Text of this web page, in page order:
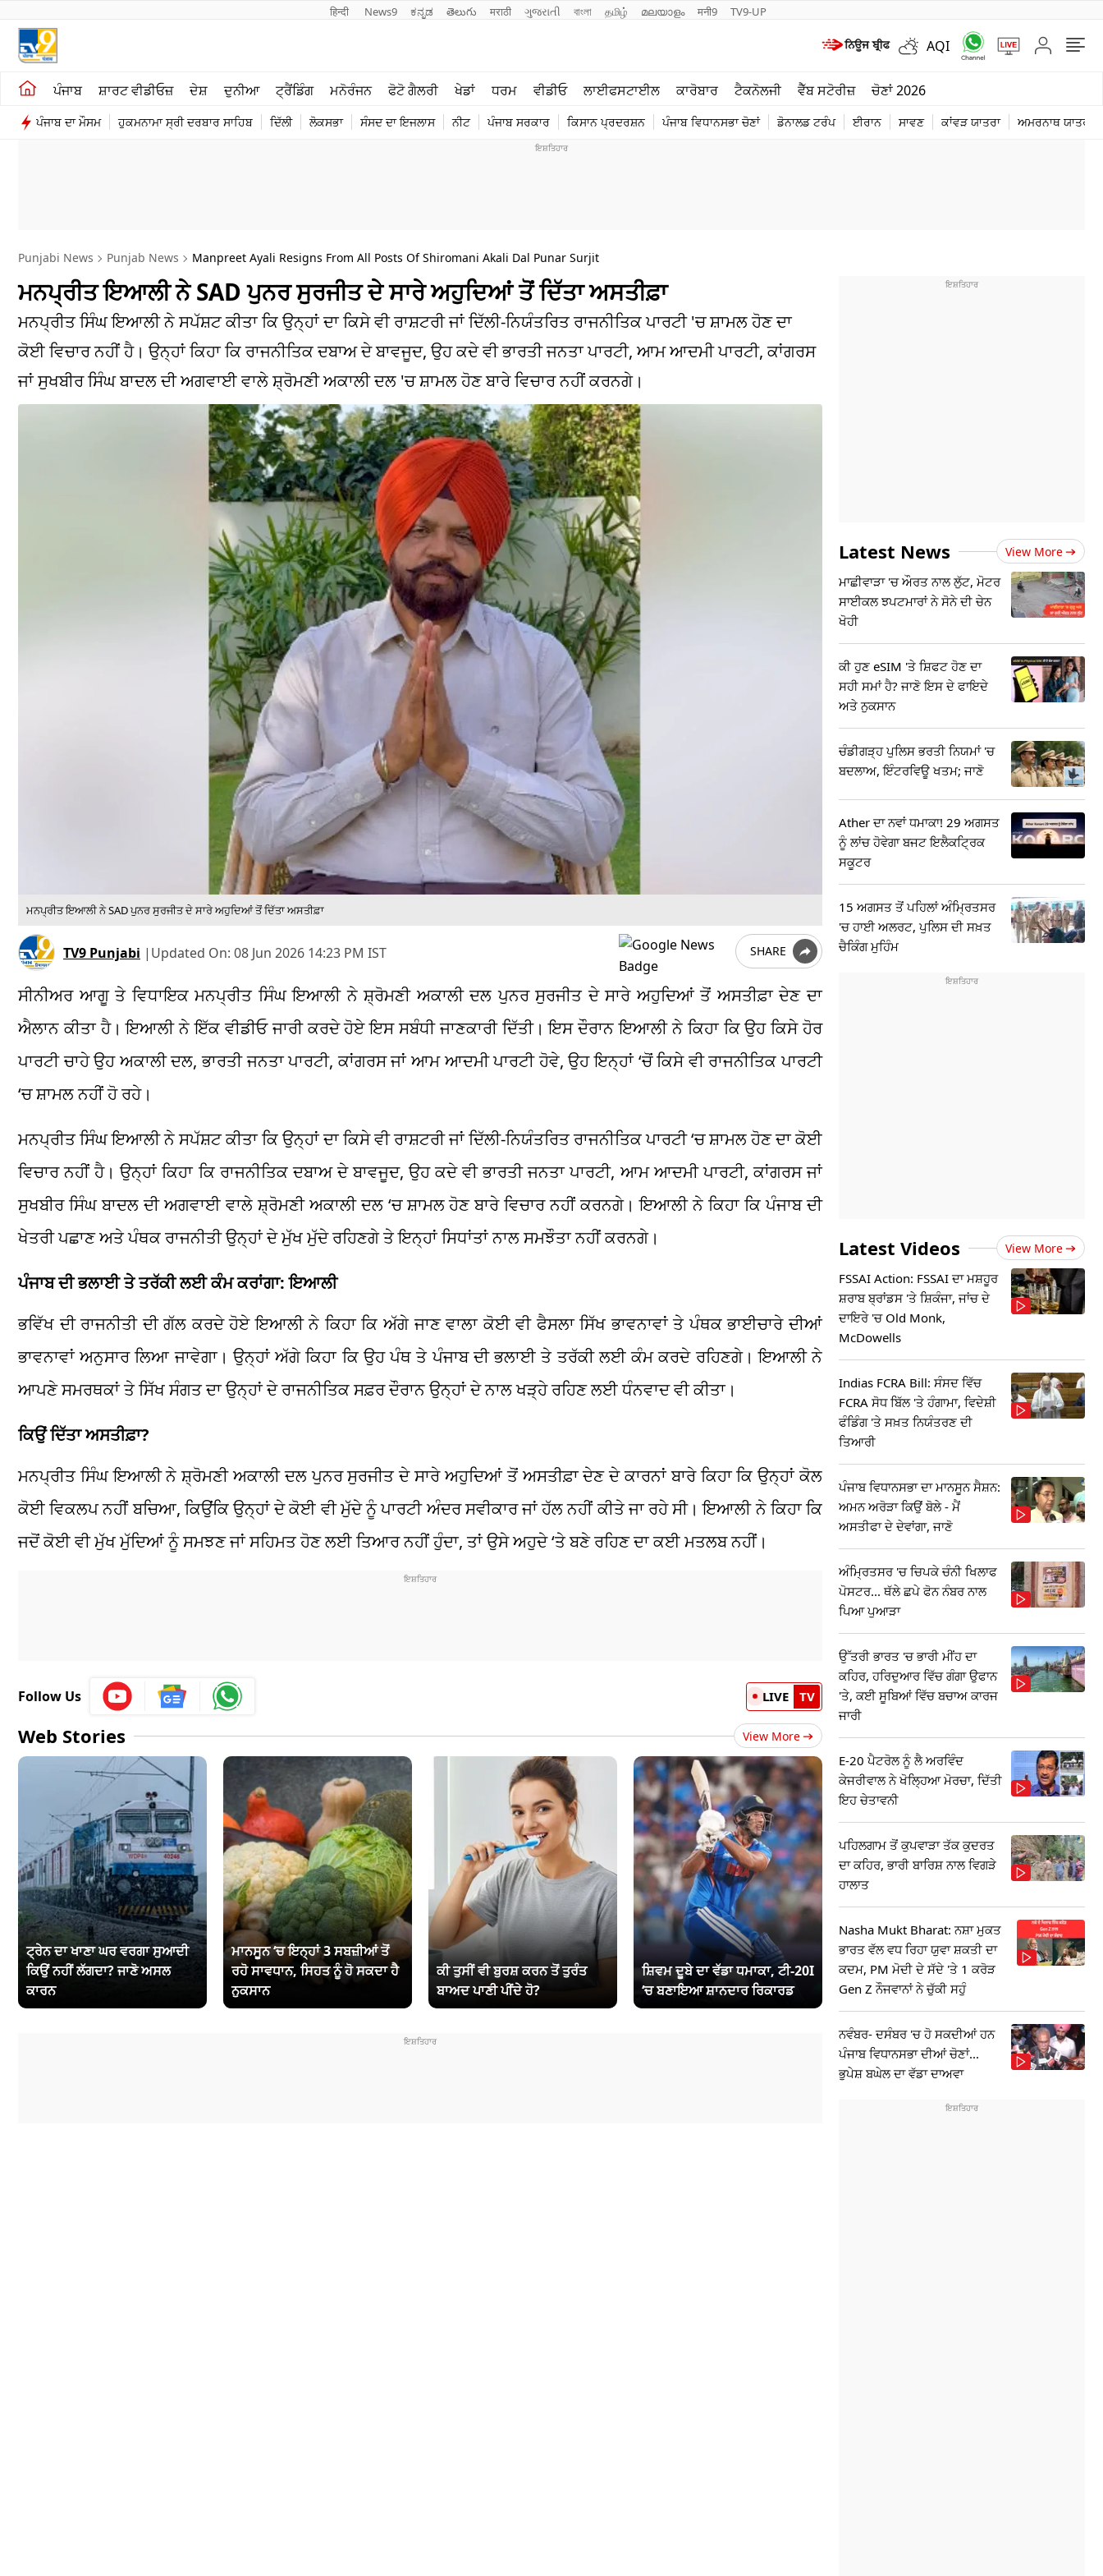
हिन्दी News9 ಕನ್ನಡ తెలుగు मराठी ગુજરાતી বাংলা தமிழ் മലയാളം मनी9 TV9-UP
AQI
ਪੰਜਾਬ ਸ਼ਾਰਟ ਵੀਡੀਓਜ਼ ਦੇਸ਼ ਦੁਨੀਆ ਟ੍ਰੈਂਡਿੰਗ ਮਨੋਰੰਜਨ ਫੋਟੋ ਗੈਲਰੀ ਖੇਡਾਂ ਧਰਮ ਵੀਡੀਓ ਲਾਈਫਸਟਾਈਲ ਕਾਰੋਬਾਰ ਟੈਕਨੋਲਜੀ ਵੈੱਬ ਸਟੋਰੀਜ਼ ਚੋਣਾਂ 2026
ਪੰਜਾਬ ਦਾ ਮੌਸਮ ਹੁਕਮਨਾਮਾ ਸ੍ਰੀ ਦਰਬਾਰ ਸਾਹਿਬ ਦਿੱਲੀ ਲੋਕਸਭਾ ਸੰਸਦ ਦਾ ਇਜਲਾਸ ਨੀਟ ਪੰਜਾਬ ਸਰਕਾਰ ਕਿਸਾਨ ਪ੍ਰਦਰਸ਼ਨ ਪੰਜਾਬ ਵਿਧਾਨਸਭਾ ਚੋਣਾਂ ਡੋਨਾਲਡ ਟਰੰਪ ਈਰਾਨ ਸਾਵਣ ਕਾਂਵੜ ਯਾਤਰਾ ਅਮਰਨਾਥ ਯਾਤਰਾ
ਖੇਤੀਬਾੜੀ
ਸ਼ਾਰਟ ਵੀਡੀਓਜ਼
ਮਨੋਰੰਜਨ
ਪੰਜਾਬ
ਟੈਕਨੋਲਜੀ
ਦੁਨੀਆ
Punjabi News Punjab News Manpreet Ayali Resigns From All Posts Of Shiromani Akali Dal Punar Surjit
ਮਨਪ੍ਰੀਤ ਇਆਲੀ ਨੇ SAD ਪੁਨਰ ਸੁਰਜੀਤ ਦੇ ਸਾਰੇ ਅਹੁਦਿਆਂ ਤੋਂ ਦਿੱਤਾ ਅਸਤੀਫ਼ਾ
ਮਨਪ੍ਰੀਤ ਸਿੰਘ ਇਆਲੀ ਨੇ ਸਪੱਸ਼ਟ ਕੀਤਾ ਕਿ ਉਨ੍ਹਾਂ ਦਾ ਕਿਸੇ ਵੀ ਰਾਸ਼ਟਰੀ ਜਾਂ ਦਿੱਲੀ-ਨਿਯੰਤਰਿਤ ਰਾਜਨੀਤਿਕ ਪਾਰਟੀ 'ਚ ਸ਼ਾਮਲ ਹੋਣ ਦਾ
ਕੋਈ ਵਿਚਾਰ ਨਹੀਂ ਹੈ। ਉਨ੍ਹਾਂ ਕਿਹਾ ਕਿ ਰਾਜਨੀਤਿਕ ਦਬਾਅ ਦੇ ਬਾਵਜੂਦ, ਉਹ ਕਦੇ ਵੀ ਭਾਰਤੀ ਜਨਤਾ ਪਾਰਟੀ, ਆਮ ਆਦਮੀ ਪਾਰਟੀ, ਕਾਂਗਰਸ
ਜਾਂ ਸੁਖਬੀਰ ਸਿੰਘ ਬਾਦਲ ਦੀ ਅਗਵਾਈ ਵਾਲੇ ਸ਼੍ਰੋਮਣੀ ਅਕਾਲੀ ਦਲ 'ਚ ਸ਼ਾਮਲ ਹੋਣ ਬਾਰੇ ਵਿਚਾਰ ਨਹੀਂ ਕਰਨਗੇ।
ਮਨਪ੍ਰੀਤ ਇਆਲੀ ਨੇ SAD ਪੁਨਰ ਸੁਰਜੀਤ ਦੇ ਸਾਰੇ ਅਹੁਦਿਆਂ ਤੋਂ ਦਿੱਤਾ ਅਸਤੀਫ਼ਾ
TV9 Punjabi | Updated On: 08 Jun 2026 14:23 PM IST SHARE
ਸੀਨੀਅਰ ਆਗੂ ਤੇ ਵਿਧਾਇਕ ਮਨਪ੍ਰੀਤ ਸਿੰਘ ਇਆਲੀ ਨੇ ਸ਼੍ਰੋਮਣੀ ਅਕਾਲੀ ਦਲ ਪੁਨਰ ਸੁਰਜੀਤ ਦੇ ਸਾਰੇ ਅਹੁਦਿਆਂ ਤੋਂ ਅਸਤੀਫ਼ਾ ਦੇਣ ਦਾ
ਐਲਾਨ ਕੀਤਾ ਹੈ। ਇਆਲੀ ਨੇ ਇੱਕ ਵੀਡੀਓ ਜਾਰੀ ਕਰਦੇ ਹੋਏ ਇਸ ਸਬੰਧੀ ਜਾਣਕਾਰੀ ਦਿੱਤੀ। ਇਸ ਦੌਰਾਨ ਇਆਲੀ ਨੇ ਕਿਹਾ ਕਿ ਉਹ ਕਿਸੇ ਹੋਰ
ਪਾਰਟੀ ਚਾਹੇ ਉਹ ਅਕਾਲੀ ਦਲ, ਭਾਰਤੀ ਜਨਤਾ ਪਾਰਟੀ, ਕਾਂਗਰਸ ਜਾਂ ਆਮ ਆਦਮੀ ਪਾਰਟੀ ਹੋਵੇ, ਉਹ ਇਨ੍ਹਾਂ ‘ਚੋਂ ਕਿਸੇ ਵੀ ਰਾਜਨੀਤਿਕ ਪਾਰਟੀ
‘ਚ ਸ਼ਾਮਲ ਨਹੀਂ ਹੋ ਰਹੇ।
ਮਨਪ੍ਰੀਤ ਸਿੰਘ ਇਆਲੀ ਨੇ ਸਪੱਸ਼ਟ ਕੀਤਾ ਕਿ ਉਨ੍ਹਾਂ ਦਾ ਕਿਸੇ ਵੀ ਰਾਸ਼ਟਰੀ ਜਾਂ ਦਿੱਲੀ-ਨਿਯੰਤਰਿਤ ਰਾਜਨੀਤਿਕ ਪਾਰਟੀ ‘ਚ ਸ਼ਾਮਲ ਹੋਣ ਦਾ ਕੋਈ
ਵਿਚਾਰ ਨਹੀਂ ਹੈ। ਉਨ੍ਹਾਂ ਕਿਹਾ ਕਿ ਰਾਜਨੀਤਿਕ ਦਬਾਅ ਦੇ ਬਾਵਜੂਦ, ਉਹ ਕਦੇ ਵੀ ਭਾਰਤੀ ਜਨਤਾ ਪਾਰਟੀ, ਆਮ ਆਦਮੀ ਪਾਰਟੀ, ਕਾਂਗਰਸ ਜਾਂ
ਸੁਖਬੀਰ ਸਿੰਘ ਬਾਦਲ ਦੀ ਅਗਵਾਈ ਵਾਲੇ ਸ਼੍ਰੋਮਣੀ ਅਕਾਲੀ ਦਲ ‘ਚ ਸ਼ਾਮਲ ਹੋਣ ਬਾਰੇ ਵਿਚਾਰ ਨਹੀਂ ਕਰਨਗੇ। ਇਆਲੀ ਨੇ ਕਿਹਾ ਕਿ ਪੰਜਾਬ ਦੀ
ਖੇਤਰੀ ਪਛਾਣ ਅਤੇ ਪੰਥਕ ਰਾਜਨੀਤੀ ਉਨ੍ਹਾਂ ਦੇ ਮੁੱਖ ਮੁੱਦੇ ਰਹਿਣਗੇ ਤੇ ਇਨ੍ਹਾਂ ਸਿਧਾਂਤਾਂ ਨਾਲ ਸਮਝੌਤਾ ਨਹੀਂ ਕਰਨਗੇ।
ਪੰਜਾਬ ਦੀ ਭਲਾਈ ਤੇ ਤਰੱਕੀ ਲਈ ਕੰਮ ਕਰਾਂਗਾ: ਇਆਲੀ
ਭਵਿੱਖ ਦੀ ਰਾਜਨੀਤੀ ਦੀ ਗੱਲ ਕਰਦੇ ਹੋਏ ਇਆਲੀ ਨੇ ਕਿਹਾ ਕਿ ਅੱਗੇ ਜਾਣ ਵਾਲਾ ਕੋਈ ਵੀ ਫੈਸਲਾ ਸਿੱਖ ਭਾਵਨਾਵਾਂ ਤੇ ਪੰਥਕ ਭਾਈਚਾਰੇ ਦੀਆਂ
ਭਾਵਨਾਵਾਂ ਅਨੁਸਾਰ ਲਿਆ ਜਾਵੇਗਾ। ਉਨ੍ਹਾਂ ਅੱਗੇ ਕਿਹਾ ਕਿ ਉਹ ਪੰਥ ਤੇ ਪੰਜਾਬ ਦੀ ਭਲਾਈ ਤੇ ਤਰੱਕੀ ਲਈ ਕੰਮ ਕਰਦੇ ਰਹਿਣਗੇ। ਇਆਲੀ ਨੇ
ਆਪਣੇ ਸਮਰਥਕਾਂ ਤੇ ਸਿੱਖ ਸੰਗਤ ਦਾ ਉਨ੍ਹਾਂ ਦੇ ਰਾਜਨੀਤਿਕ ਸਫ਼ਰ ਦੌਰਾਨ ਉਨ੍ਹਾਂ ਦੇ ਨਾਲ ਖੜ੍ਹੇ ਰਹਿਣ ਲਈ ਧੰਨਵਾਦ ਵੀ ਕੀਤਾ।
ਕਿਉਂ ਦਿੱਤਾ ਅਸਤੀਫ਼ਾ?
ਮਨਪ੍ਰੀਤ ਸਿੰਘ ਇਆਲੀ ਨੇ ਸ਼੍ਰੋਮਣੀ ਅਕਾਲੀ ਦਲ ਪੁਨਰ ਸੁਰਜੀਤ ਦੇ ਸਾਰੇ ਅਹੁਦਿਆਂ ਤੋਂ ਅਸਤੀਫ਼ਾ ਦੇਣ ਦੇ ਕਾਰਨਾਂ ਬਾਰੇ ਕਿਹਾ ਕਿ ਉਨ੍ਹਾਂ ਕੋਲ
ਕੋਈ ਵਿਕਲਪ ਨਹੀਂ ਬਚਿਆ, ਕਿਉਂਕਿ ਉਨ੍ਹਾਂ ਦੇ ਕੋਈ ਵੀ ਮੁੱਦੇ ਨੂੰ ਪਾਰਟੀ ਅੰਦਰ ਸਵੀਕਾਰ ਜਾਂ ਹੱਲ ਨਹੀਂ ਕੀਤੇ ਜਾ ਰਹੇ ਸੀ। ਇਆਲੀ ਨੇ ਕਿਹਾ ਕਿ
ਜਦੋਂ ਕੋਈ ਵੀ ਮੁੱਖ ਮੁੱਦਿਆਂ ਨੂੰ ਸਮਝਣ ਜਾਂ ਸਹਿਮਤ ਹੋਣ ਲਈ ਤਿਆਰ ਨਹੀਂ ਹੁੰਦਾ, ਤਾਂ ਉਸੇ ਅਹੁਦੇ ‘ਤੇ ਬਣੇ ਰਹਿਣ ਦਾ ਕਈ ਮਤਲਬ ਨਹੀਂ।
Follow Us LIVE TV
Web Stories View More
ਟ੍ਰੇਨ ਦਾ ਖਾਣਾ ਘਰ ਵਰਗਾ ਸੁਆਦੀ
ਕਿਉਂ ਨਹੀਂ ਲੱਗਦਾ? ਜਾਣੋ ਅਸਲ
ਕਾਰਨ
ਮਾਨਸੂਨ ‘ਚ ਇਨ੍ਹਾਂ 3 ਸਬਜ਼ੀਆਂ ਤੋਂ
ਰਹੋ ਸਾਵਧਾਨ, ਸਿਹਤ ਨੂੰ ਹੋ ਸਕਦਾ ਹੈ
ਨੁਕਸਾਨ
ਕੀ ਤੁਸੀਂ ਵੀ ਬੁਰਸ਼ ਕਰਨ ਤੋਂ ਤੁਰੰਤ
ਬਾਅਦ ਪਾਣੀ ਪੀਂਦੇ ਹੋ?
ਸ਼ਿਵਮ ਦੂਬੇ ਦਾ ਵੱਡਾ ਧਮਾਕਾ, ਟੀ-20I
‘ਚ ਬਣਾਇਆ ਸ਼ਾਨਦਾਰ ਰਿਕਾਰਡ
Latest News View More
ਮਾਛੀਵਾੜਾ 'ਚ ਔਰਤ ਨਾਲ ਲੁੱਟ, ਮੋਟਰ
ਸਾਈਕਲ ਝਪਟਮਾਰਾਂ ਨੇ ਸੋਨੇ ਦੀ ਚੇਨ
ਖੋਹੀ
ਕੀ ਹੁਣ eSIM 'ਤੇ ਸ਼ਿਫਟ ਹੋਣ ਦਾ
ਸਹੀ ਸਮਾਂ ਹੈ? ਜਾਣੋ ਇਸ ਦੇ ਫਾਇਦੇ
ਅਤੇ ਨੁਕਸਾਨ
ਚੰਡੀਗੜ੍ਹ ਪੁਲਿਸ ਭਰਤੀ ਨਿਯਮਾਂ 'ਚ
ਬਦਲਾਅ, ਇੰਟਰਵਿਊ ਖਤਮ; ਜਾਣੋ
Ather ਦਾ ਨਵਾਂ ਧਮਾਕਾ! 29 ਅਗਸਤ
ਨੂੰ ਲਾਂਚ ਹੋਵੇਗਾ ਬਜਟ ਇਲੈਕਟ੍ਰਿਕ
ਸਕੂਟਰ
15 ਅਗਸਤ ਤੋਂ ਪਹਿਲਾਂ ਅੰਮ੍ਰਿਤਸਰ
'ਚ ਹਾਈ ਅਲਰਟ, ਪੁਲਿਸ ਦੀ ਸਖ਼ਤ
ਚੈਕਿੰਗ ਮੁਹਿੰਮ
Latest Videos View More
FSSAI Action: FSSAI ਦਾ ਮਸ਼ਹੂਰ
ਸ਼ਰਾਬ ਬ੍ਰਾਂਡਸ 'ਤੇ ਸ਼ਿਕੰਜਾ, ਜਾਂਚ ਦੇ
ਦਾਇਰੇ 'ਚ Old Monk,
McDowells
Indias FCRA Bill: ਸੰਸਦ ਵਿੱਚ
FCRA ਸੋਧ ਬਿੱਲ 'ਤੇ ਹੰਗਾਮਾ, ਵਿਦੇਸ਼ੀ
ਫੰਡਿੰਗ 'ਤੇ ਸਖ਼ਤ ਨਿਯੰਤਰਣ ਦੀ
ਤਿਆਰੀ
ਪੰਜਾਬ ਵਿਧਾਨਸਭਾ ਦਾ ਮਾਨਸੂਨ ਸੈਸ਼ਨ:
ਅਮਨ ਅਰੋੜਾ ਕਿਉਂ ਬੋਲੇ - ਮੈਂ
ਅਸਤੀਫਾ ਦੇ ਦੇਵਾਂਗਾ, ਜਾਣੋ
ਅੰਮ੍ਰਿਤਸਰ 'ਚ ਚਿਪਕੇ ਚੰਨੀ ਖਿਲਾਫ
ਪੋਸਟਰ... ਥੱਲੇ ਛਪੇ ਫੋਨ ਨੰਬਰ ਨਾਲ
ਪਿਆ ਪੁਆੜਾ
ਉੱਤਰੀ ਭਾਰਤ 'ਚ ਭਾਰੀ ਮੀਂਹ ਦਾ
ਕਹਿਰ, ਹਰਿਦੁਆਰ ਵਿੱਚ ਗੰਗਾ ਉਫਾਨ
'ਤੇ, ਕਈ ਸੂਬਿਆਂ ਵਿੱਚ ਬਚਾਅ ਕਾਰਜ
ਜਾਰੀ
E-20 ਪੈਟਰੋਲ ਨੂੰ ਲੈ ਅਰਵਿੰਦ
ਕੇਜਰੀਵਾਲ ਨੇ ਖੋਲ੍ਹਿਆ ਮੋਰਚਾ, ਦਿੱਤੀ
ਇਹ ਚੇਤਾਵਨੀ
ਪਹਿਲਗਾਮ ਤੋਂ ਕੁਪਵਾੜਾ ਤੱਕ ਕੁਦਰਤ
ਦਾ ਕਹਿਰ, ਭਾਰੀ ਬਾਰਿਸ਼ ਨਾਲ ਵਿਗੜੇ
ਹਾਲਾਤ
Nasha Mukt Bharat: ਨਸ਼ਾ ਮੁਕਤ
ਭਾਰਤ ਵੱਲ ਵਧ ਰਿਹਾ ਯੁਵਾ ਸ਼ਕਤੀ ਦਾ
ਕਦਮ, PM ਮੋਦੀ ਦੇ ਸੱਦੇ 'ਤੇ 1 ਕਰੋੜ
Gen Z ਨੌਜਵਾਨਾਂ ਨੇ ਚੁੱਕੀ ਸਹੁੰ
ਨਵੰਬਰ- ਦਸੰਬਰ 'ਚ ਹੋ ਸਕਦੀਆਂ ਹਨ
ਪੰਜਾਬ ਵਿਧਾਨਸਭਾ ਦੀਆਂ ਚੋਣਾਂ...
ਭੁਪੇਸ਼ ਬਘੇਲ ਦਾ ਵੱਡਾ ਦਾਅਵਾ